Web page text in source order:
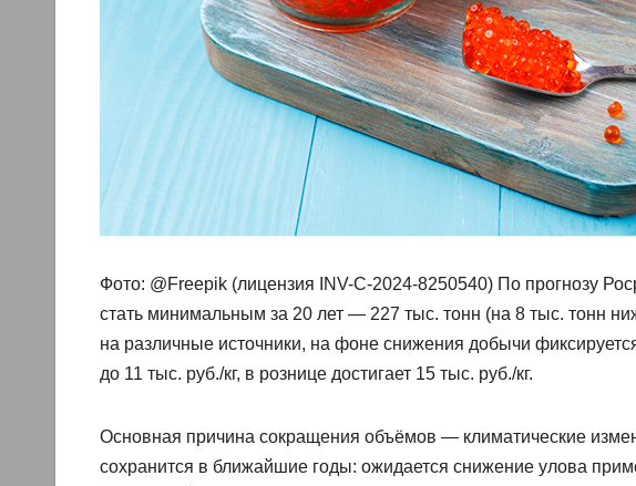
Фото: @Freepik (лицензия INV-C-2024-8250540) По прогнозу
стать минимальным за 20 лет — 227 тыс. тонн (на 8 тыс. тонн
на различные источники, на фоне снижения добычи
до 11 тыс. руб./кг, в рознице достигает 15 тыс. руб./кг.
Основная причина сокращения объёмов — климатические
сохранится в ближайшие годы: ожидается снижение улова